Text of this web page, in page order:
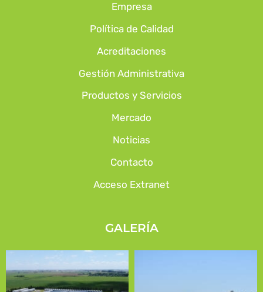
Empresa
Política de Calidad
Acreditaciones
Gestión Administrativa
Productos y Servicios
Mercado
Noticias
Contacto
Acceso Extranet
GALERÍA